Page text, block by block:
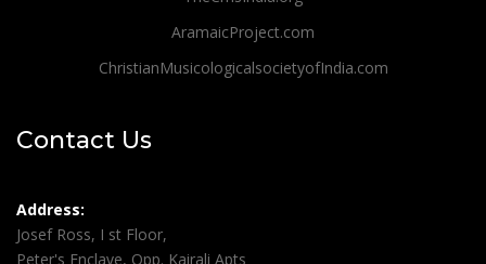
AramaicProject.com
ChristianMusicologicalsocietyofIndia.com
Contact Us
Address:
Josef Ross, I st Floor,
Peter's Enclave, Opp. Kairali Apts